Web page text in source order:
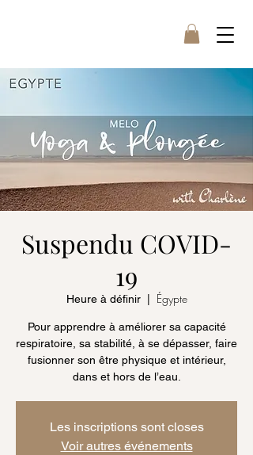
Suspendu COVID-
19
Heure à définir
  |
Égypte
Pour apprendre à améliorer sa capacité
respiratoire, sa stabilité, à se dépasser, faire
fusionner son être physique et intérieur,
dans et hors de l’eau.
Les inscriptions sont closes
Voir autres événements